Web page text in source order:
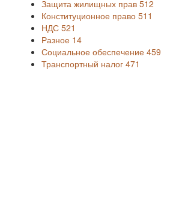
Защита жилищных прав 512
Конституционное право 511
НДС 521
Разное 14
Социальное обеспечение 459
Транспортный налог 471